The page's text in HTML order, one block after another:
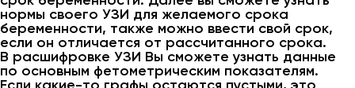
нормы своего УЗИ для желаемого срока
беременности, также можно ввести свой срок,
если он отличается от рассчитанного срока.
В расшифровке УЗИ Вы сможете узнать данные
по основным фетометрическим показателям.